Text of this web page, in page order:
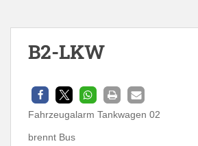
B2-LKW
Fahrzeugalarm Tankwagen 02
brennt Bus